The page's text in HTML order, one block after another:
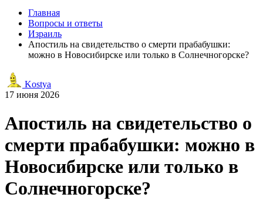
Главная
Вопросы и ответы
Израиль
Апостиль на свидетельство о смерти прабабушки:
можно в Новосибирске или только в Солнечногорске?
Kostya
17 июня 2026
Апостиль на свидетельство о
смерти прабабушки: можно в
Новосибирске или только в
Солнечногорске?